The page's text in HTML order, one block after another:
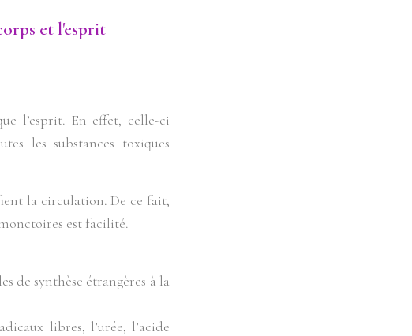
et l'esprit
l’esprit. En effet, celle-ci
les substances toxiques
la circulation. De ce fait,
est facilité.
de synthèse étrangères à la
libres, l’urée, l’acide